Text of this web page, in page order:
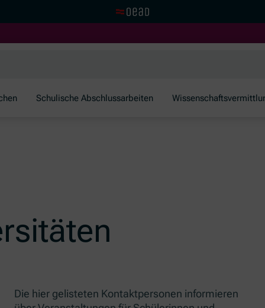
Schulische Abschlussarbeiten
Die hier gelisteten Kontaktpersonen informieren